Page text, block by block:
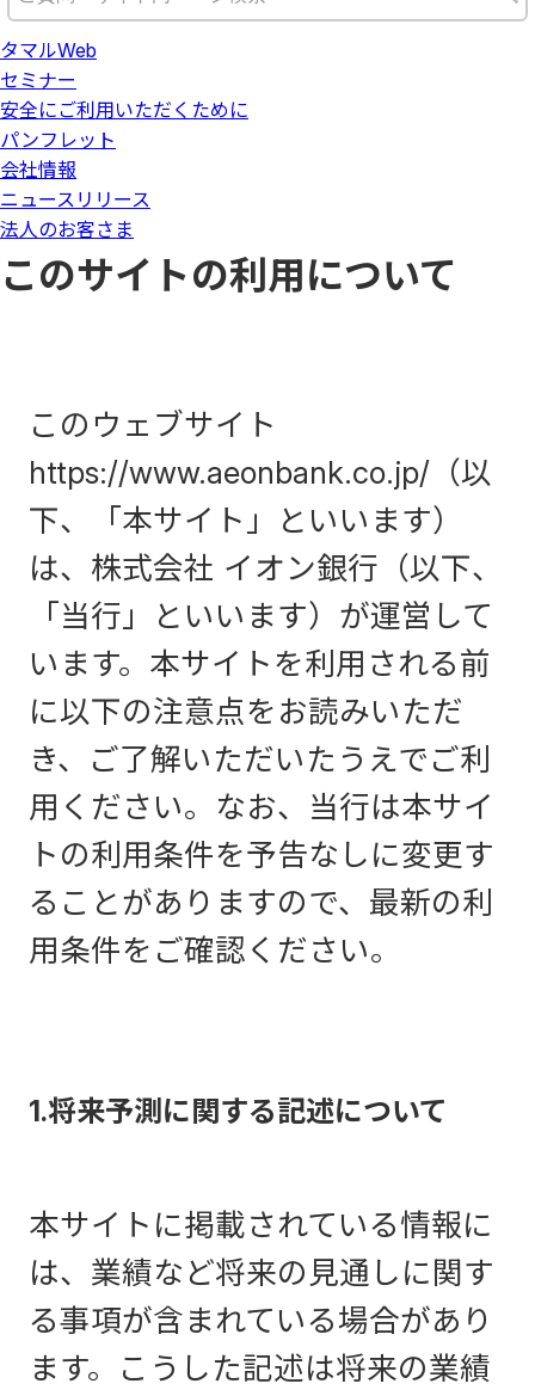
タマルWeb
セミナー
安全にご利用いただくために
パンフレット
会社情報
ニュースリリース
法人のお客さま
このサイトの利用について
このウェブサイト
https://www.aeonbank.co.jp/（以
下、「本サイト」といいます）
は、株式会社 イオン銀行（以下、
「当行」といいます）が運営して
います。本サイトを利用される前
に以下の注意点をお読みいただ
き、ご了解いただいたうえでご利
用ください。なお、当行は本サイ
トの利用条件を予告なしに変更す
ることがありますので、最新の利
用条件をご確認ください。
1.将来予測に関する記述について
本サイトに掲載されている情報に
は、業績など将来の見通しに関す
る事項が含まれている場合があり
ます。こうした記述は将来の業績